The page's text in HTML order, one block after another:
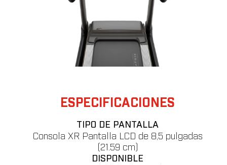
ESPECIFICACIONES
TIPO DE PANTALLA
Consola XR Pantalla LCD de 8,5 pulgadas
(21.59 cm)
DISPONIBLE